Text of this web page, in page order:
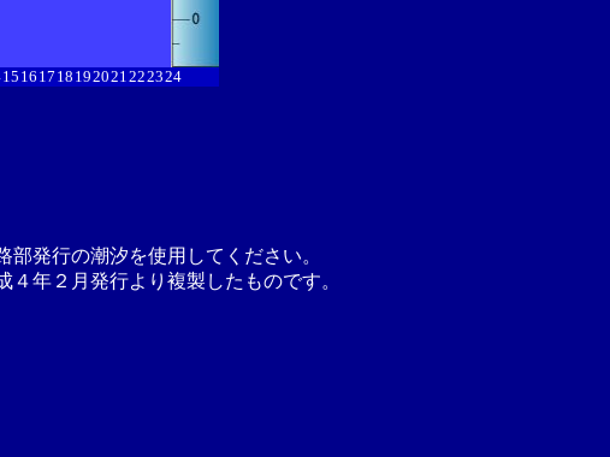
15 16 17 18 192021222324
発行の潮汐を使用してください。
年２月発行より複製したものです。